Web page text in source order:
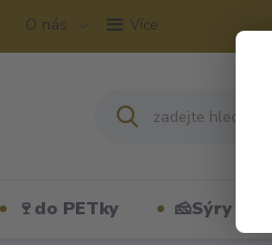
O nás Více
🍷do PETky 🧀Sýry